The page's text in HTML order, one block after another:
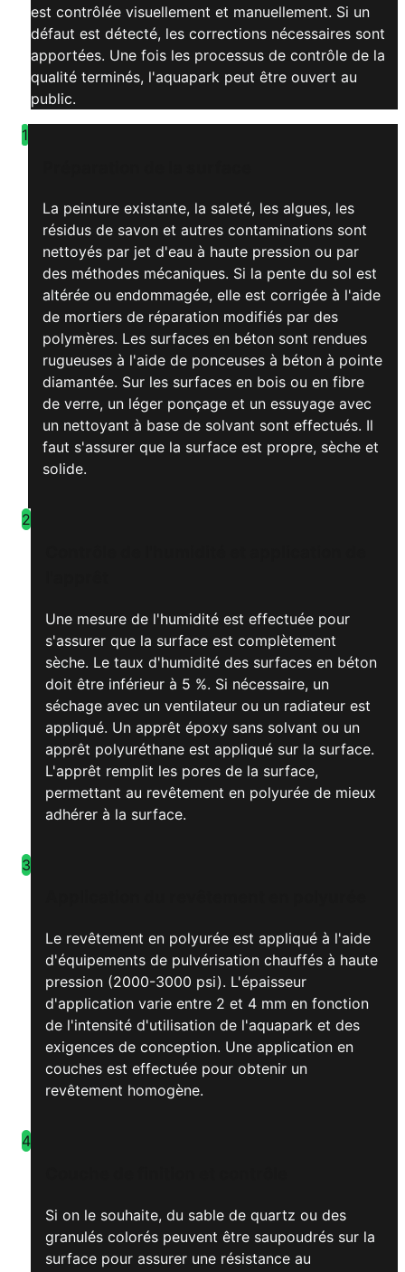
est contrôlée visuellement et manuellement. Si un
défaut est détecté, les corrections nécessaires sont
apportées. Une fois les processus de contrôle de la
qualité terminés, l'aquapark peut être ouvert au
public.
1
La peinture existante, la saleté, les algues, les
résidus de savon et autres contaminations sont
nettoyés par jet d'eau à haute pression ou par
des méthodes mécaniques. Si la pente du sol est
altérée ou endommagée, elle est corrigée à l'aide
de mortiers de réparation modifiés par des
polymères. Les surfaces en béton sont rendues
rugueuses à l'aide de ponceuses à béton à pointe
diamantée. Sur les surfaces en bois ou en fibre
de verre, un léger ponçage et un essuyage avec
un nettoyant à base de solvant sont effectués. Il
faut s'assurer que la surface est propre, sèche et
solide.
2
Une mesure de l'humidité est effectuée pour
s'assurer que la surface est complètement
sèche. Le taux d'humidité des surfaces en béton
doit être inférieur à 5 %. Si nécessaire, un
séchage avec un ventilateur ou un radiateur est
appliqué. Un apprêt époxy sans solvant ou un
apprêt polyuréthane est appliqué sur la surface.
L'apprêt remplit les pores de la surface,
permettant au revêtement en polyurée de mieux
adhérer à la surface.
3
Le revêtement en polyurée est appliqué à l'aide
d'équipements de pulvérisation chauffés à haute
pression (2000-3000 psi). L'épaisseur
d'application varie entre 2 et 4 mm en fonction
de l'intensité d'utilisation de l'aquapark et des
exigences de conception. Une application en
couches est effectuée pour obtenir un
revêtement homogène.
4
Si on le souhaite, du sable de quartz ou des
granulés colorés peuvent être saupoudrés sur la
surface pour assurer une résistance au